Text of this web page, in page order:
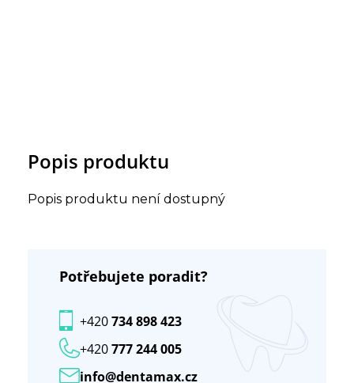
Popis produktu
Popis produktu není dostupný
Potřebujete poradit?
info@dentamax.cz
+420777 244 005
+420734 898 423